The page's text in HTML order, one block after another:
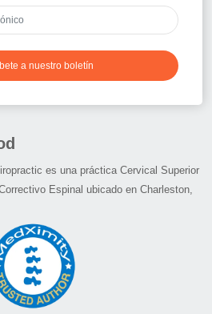
a nuestro boletín
es una práctica Cervical Superior
Espinal ubicado en Charleston,